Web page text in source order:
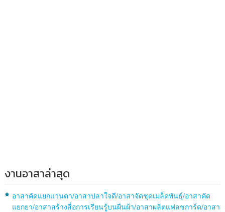
งานอาสาล่าสุด
อาสาคัดแยกแว่นตา/อาสาปลาใจดี/อาสาจัดชุดเมล็ดพันธุ์/อาสาคัด
แยกยา/อาสาสร้างสื่อการเรียนรู้บนผืนผ้า/อาสาผลิตแฟลชการ์ด/อาสา